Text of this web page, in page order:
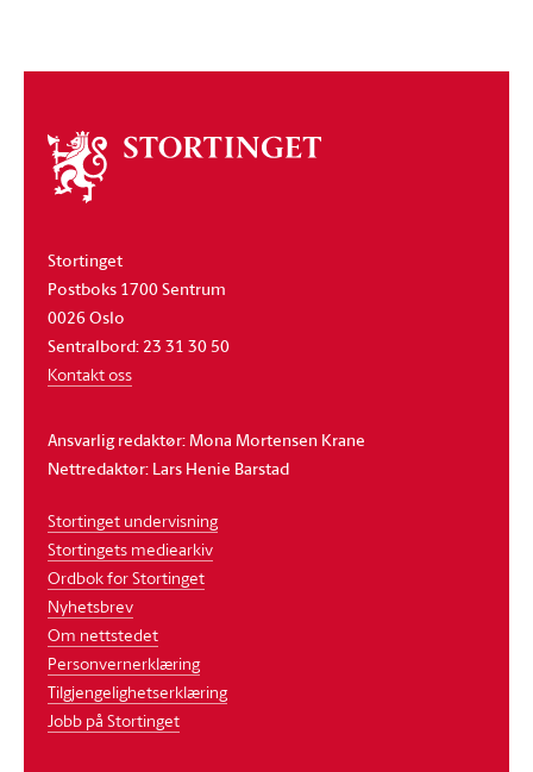
Om
stortinget
Stortinget
Postboks 1700 Sentrum
0026 Oslo
Sentralbord: 23 31 30 50
Kontakt oss
Ansvarlig redaktør: Mona Mortensen Krane
Nettredaktør: Lars Henie Barstad
Stortinget undervisning
Stortingets mediearkiv
Ordbok for Stortinget
Nyhetsbrev
Om nettstedet
Personvernerklæring
Tilgjengelighetserklæring
Jobb på Stortinget